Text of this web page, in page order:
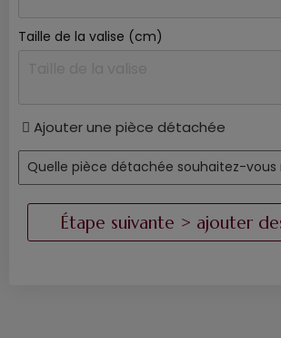
Taille de la valise (cm)
Ajouter une pièce détachée